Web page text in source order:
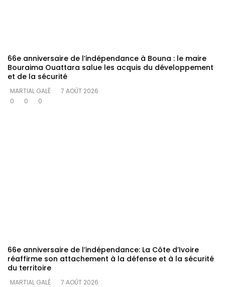
66e anniversaire de l’indépendance à Bouna : le maire
Bouraima Ouattara salue les acquis du développement
et de la sécurité
MARTIAL GALÉ
7 AOÛT 2026
0
0 0
66e anniversaire de l’indépendance: La Côte d’Ivoire
réaffirme son attachement à la défense et à la sécurité
du territoire
MARTIAL GALÉ
7 AOÛT 2026